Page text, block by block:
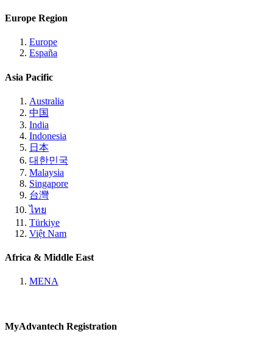
Europe Region
Europe
España
Asia Pacific
Australia
中国
India
Indonesia
日本
대한민국
Malaysia
Singapore
台灣
ไทย
Türkiye
Việt Nam
Africa & Middle East
MENA
MyAdvantech Registration